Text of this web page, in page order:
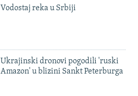
Vodostaj reka u Srbiji
Ukrajinski dronovi pogodili 'ruski
Amazon' u blizini Sankt Peterburga